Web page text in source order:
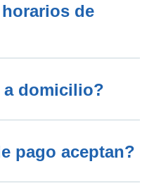
de
a domicilio?
pago aceptan?